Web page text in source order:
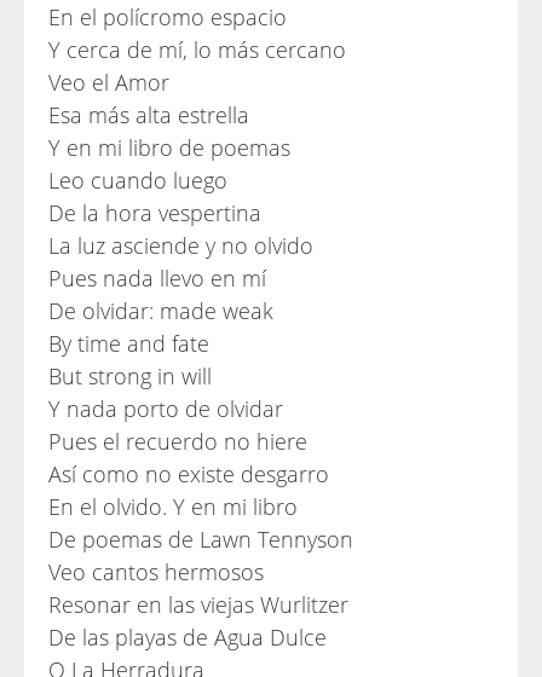
En el polícromo espacio
Y cerca de mí, lo más cercano
Veo el Amor
Esa más alta estrella
Y en mi libro de poemas
Leo cuando luego
De la hora vespertina
La luz asciende y no olvido
Pues nada llevo en mí
De olvidar: made weak
By time and fate
But strong in will
Y nada porto de olvidar
Pues el recuerdo no hiere
Así como no existe desgarro
En el olvido. Y en mi libro
De poemas de Lawn Tennyson
Veo cantos hermosos
Resonar en las viejas Wurlitzer
De las playas de Agua Dulce
O La Herradura